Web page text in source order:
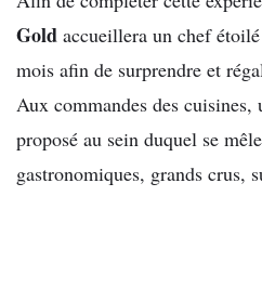
Gold accueillera un chef
mois afin de surprendre et
Aux commandes des cuisines,
proposé au sein duquel se
gastronomiques, grands crus,